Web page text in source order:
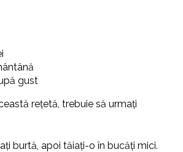
gust
rețetă, trebuie să urmați
burtă, apoi tăiați-o în bucăți mici.